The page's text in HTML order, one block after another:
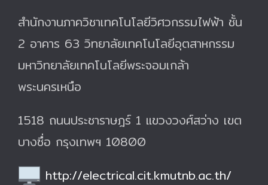
สำนักงานภาควิชาเทคโนโลยีวิศวกรรมไฟฟ้า ชั้น
2 อาคาร 63 วิทยาลัยเทคโนโลยีอุตสาหกรรม
มหาวิทยาลัยเทคโนโลยีพระจอมเกล้า
พระนครเหนือ
1518 ถนนประชาราษฎร์ 1 แขวงวงศ์สว่าง เขต
บางซื่อ กรุงเทพฯ 10800
http://electrical.cit.kmutnb.ac.th/